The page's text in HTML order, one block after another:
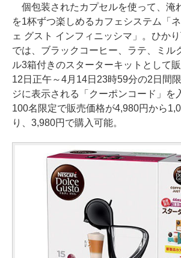
個包装されたカプセルを使って、淹
を1杯ずつ楽しめるカフェシステム「
ェ グスト インフィニッシマ」。ひか
では、ブラックコーヒー、ラテ、ミル
ル3箱付きのスターターキットとして
12日正午～4月14日23時59分の2日間
ジに表示される「クーポンコード」を
100名限定で販売価格が4,980円から
り、3,980円で購入可能。